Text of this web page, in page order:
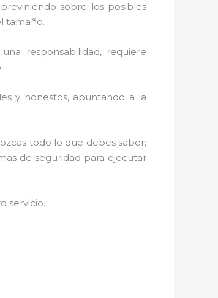
sobre los posibles
tamaño.
responsabilidad, requiere
y honestos, apuntando a la
todo lo que debes saber;
de seguridad para ejecutar
servicio.